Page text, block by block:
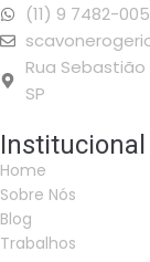
(11) 9 7482-
Rua
SP
Institucional
Home
Sobre Nós
Blog
Trabalhos